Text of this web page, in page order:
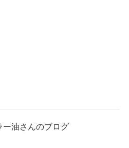
ー油さんのブログ